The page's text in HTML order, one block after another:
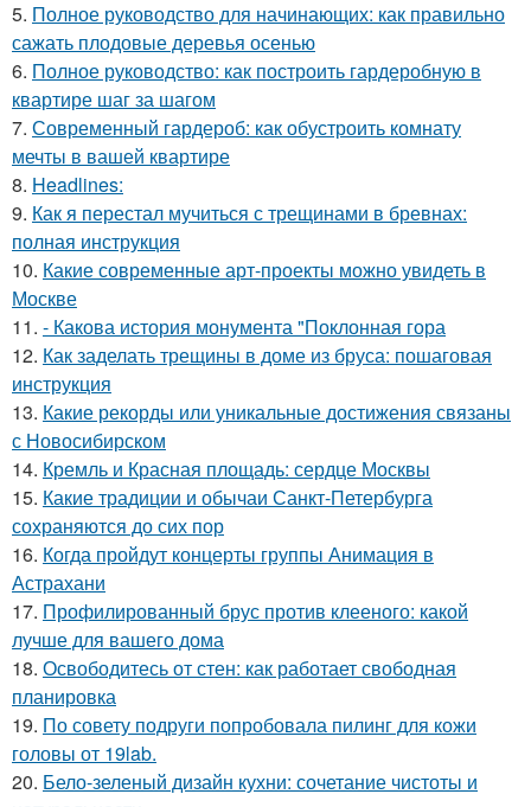
5. Полное руководство для начинающих: как правильно
сажать плодовые деревья осенью
6. Полное руководство: как построить гардеробную в
квартире шаг за шагом
7. Современный гардероб: как обустроить комнату
мечты в вашей квартире
8. Headlines:
9. Как я перестал мучиться с трещинами в бревнах:
полная инструкция
10. Какие современные арт-проекты можно увидеть в
Москве
11. - Какова история монумента "Поклонная гора
12. Как заделать трещины в доме из бруса: пошаговая
инструкция
13. Какие рекорды или уникальные достижения связаны
с Новосибирском
14. Кремль и Красная площадь: сердце Москвы
15. Какие традиции и обычаи Санкт-Петербурга
сохраняются до сих пор
16. Когда пройдут концерты группы Анимация в
Астрахани
17. Профилированный брус против клееного: какой
лучше для вашего дома
18. Освободитесь от стен: как работает свободная
планировка
19. По совету подруги попробовала пилинг для кожи
головы от 19lab.
20. Бело-зеленый дизайн кухни: сочетание чистоты и